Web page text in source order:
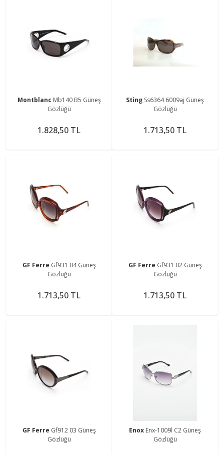
Montblanc Mb140 B5 Güneş
Gözlüğü
1.828,50 TL
Sting Ss6364 6009aj Güneş
Gözlüğü
1.713,50 TL
GF Ferre Gf931 04 Güneş
Gözlüğü
1.713,50 TL
GF Ferre Gf931 02 Güneş
Gözlüğü
1.713,50 TL
GF Ferre Gf912 03 Güneş
Gözlüğü
Enox Enx-1009l C2 Güneş
Gözlüğü